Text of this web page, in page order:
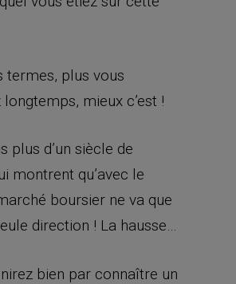
termes, plus vous
longtemps, mieux c’est !
plus d’un siècle de
montrent qu’avec le
boursier ne va que
direction ! La hausse…
bien par connaître un